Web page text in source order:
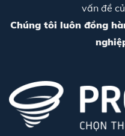
vấn đề
Chúng tôi luôn đồng